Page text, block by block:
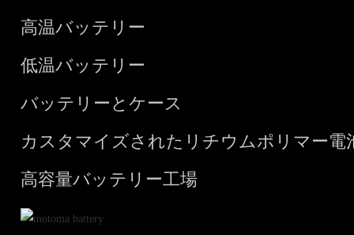
高温バッテリー
低温バッテリー
バッテリーとケース
カスタマイズされたリチウムポリマー電
高容量バッテリー工場